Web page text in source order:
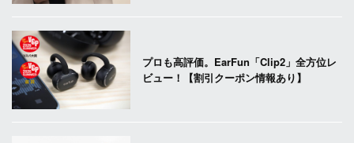
プロも高評価。EarFun「Clip2」全方位レ
ビュー！【割引クーポン情報あり】